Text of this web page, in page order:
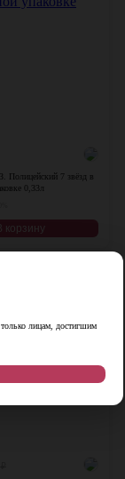
Полицейский 7 звёзд в
0,33л
корзину
лицам, достигшим